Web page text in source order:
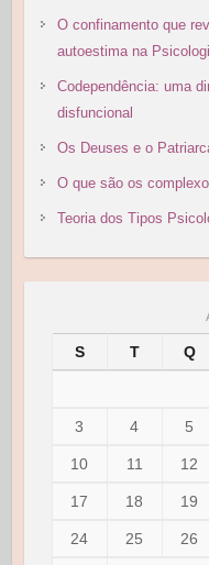
O confinamento que
autoestima na
Codependência: uma
disfuncional
Os Deuses e o
O que são os
Teoria dos Tipos
S T Q
3 4 5
10 11 12
17 18 19
24 25 26